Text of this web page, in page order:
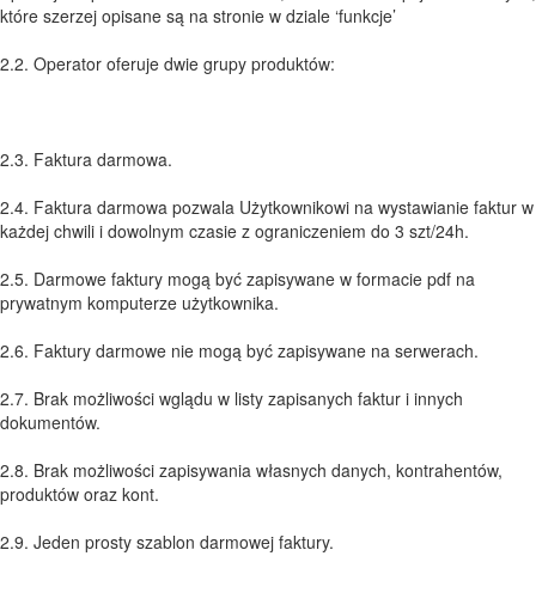
które szerzej opisane są na stronie w dziale ‘funkcje’
2.2. Operator oferuje dwie grupy produktów:
2.3. Faktura darmowa.
2.4. Faktura darmowa pozwala Użytkownikowi na wystawianie faktur w
każdej chwili i dowolnym czasie z ograniczeniem do 3 szt/24h.
2.5. Darmowe faktury mogą być zapisywane w formacie pdf na
prywatnym komputerze użytkownika.
2.6. Faktury darmowe nie mogą być zapisywane na serwerach.
2.7. Brak możliwości wglądu w listy zapisanych faktur i innych
dokumentów.
2.8. Brak możliwości zapisywania własnych danych, kontrahentów,
produktów oraz kont.
2.9. Jeden prosty szablon darmowej faktury.